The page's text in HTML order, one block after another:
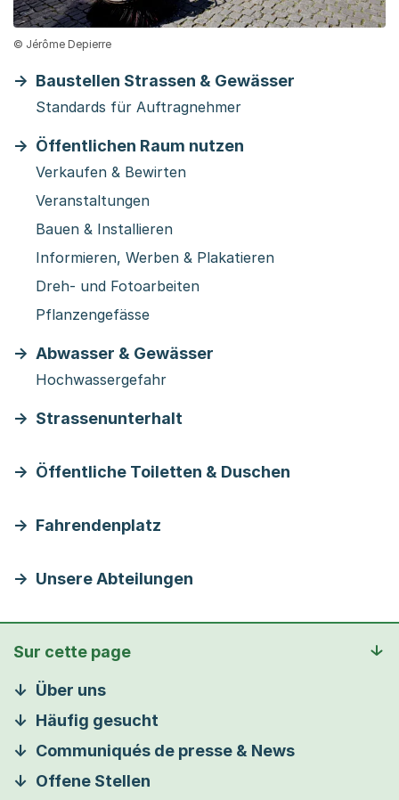
© Jérôme Depierre
Baustellen Strassen & Gewässer
Standards für Auftragnehmer
Öffentlichen Raum nutzen
Verkaufen & Bewirten
Veranstaltungen
Bauen & Installieren
Informieren, Werben & Plakatieren
Dreh- und Fotoarbeiten
Pflanzengefässe
Abwasser & Gewässer
Hochwassergefahr
Strassenunterhalt
Öffentliche Toiletten & Duschen
Fahrendenplatz
Unsere Abteilungen
Sur cette page
Über uns
Häufig gesucht
Communiqués de presse & News
Offene Stellen